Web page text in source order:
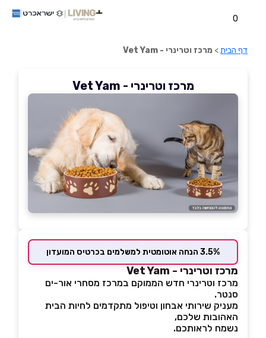
0
דף הבית> מרכז וטרינרי - Vet Yam
מרכז וטרינרי - Vet Yam
3.5% הנחה אוטומטית למשלמים בכרטיס המועדון
מרכז וטרינרי - Vet Yam
מרכז וטרינרי חדש הממוקם במרכז מסחרי אור-ים
סנטר.
מעניק שירותי אבחון וטיפול מתקדמים לחיות הבית
האהובות שלכם,
נשמח לראותכם.